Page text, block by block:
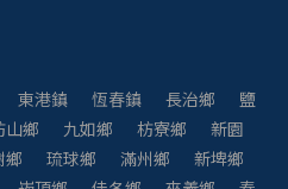
東港鎮 恆春鎮 長治鄉
鹽
山鄉 九如鄉 枋寮鄉
新園
鄉 琉球鄉 滿州鄉
新埤鄉